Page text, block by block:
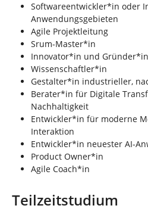
Softwareentwickler*in oder
Anwendungsgebieten
Agile Projektleitung
Srum-Master*in
Innovator*in und Gründer*in
Wissenschaftler*in
Gestalter*in industrieller,
Berater*in für Digitale
Nachhaltigkeit
Entwickler*in für moderne
Interaktion
Entwickler*in neuester AI-
Product Owner*in
Agile Coach*in
Teilzeitstudium